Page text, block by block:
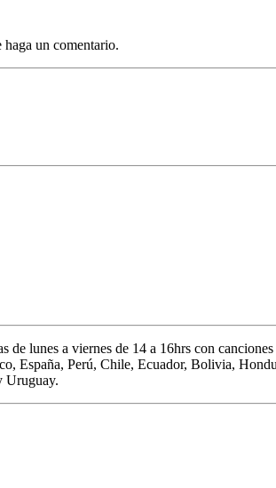
un comentario.
de lunes a viernes de 14 a 16hrs con
España, Perú, Chile, Ecuador, Bolivia,
Uruguay.